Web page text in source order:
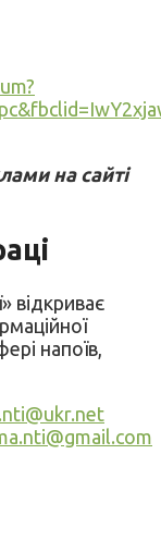
на сайті
відкриває
напоїв,